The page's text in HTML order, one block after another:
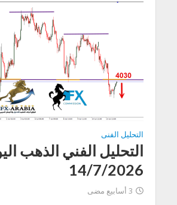
التحليل الفنى
التحليل الفني الذهب
14/7/2026
3 أسابيع مضى